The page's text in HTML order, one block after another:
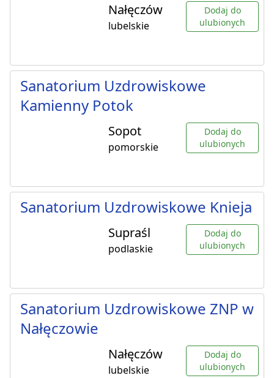
Nałęczów
lubelskie
Dodaj do
ulubionych
Sanatorium Uzdrowiskowe
Kamienny Potok
Sopot
pomorskie
Dodaj do
ulubionych
Sanatorium Uzdrowiskowe Knieja
Supraśl
podlaskie
Dodaj do
ulubionych
Sanatorium Uzdrowiskowe ZNP w
Nałęczowie
Nałęczów
lubelskie
Dodaj do
ulubionych